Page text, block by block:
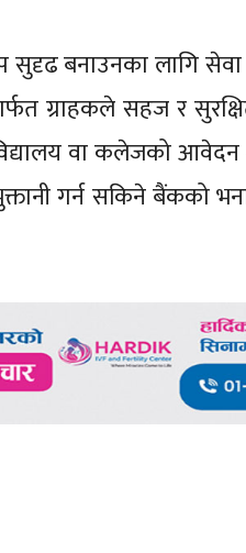
सुदृढ बनाउनका लागि
ग्राहकले सहज र
वा कलेजको
गर्न सकिने बैंकको